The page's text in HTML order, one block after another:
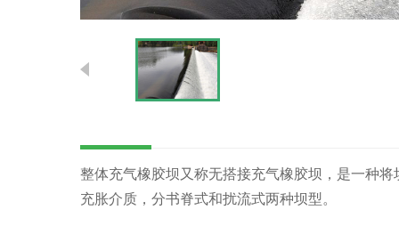
整体充气橡胶坝又称无搭接充气橡胶坝，是一种
充胀介质，分书脊式和扰流式两种坝型。